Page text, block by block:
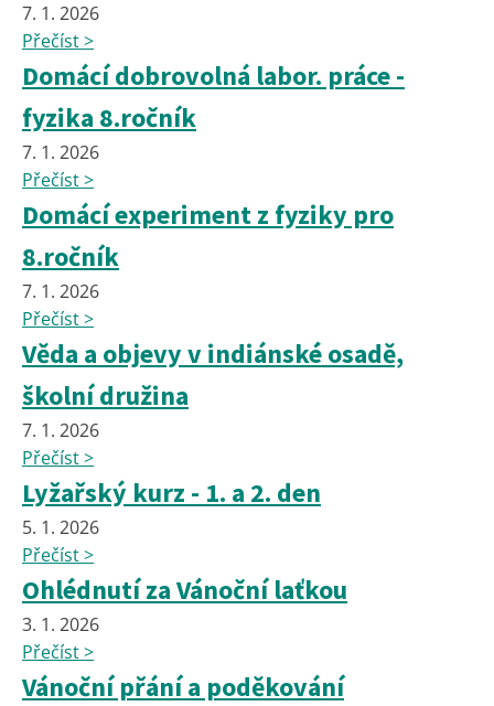
7. 1. 2026
Přečíst >
Domácí dobrovolná labor. práce -
fyzika 8.ročník
7. 1. 2026
Přečíst >
Domácí experiment z fyziky pro
8.ročník
7. 1. 2026
Přečíst >
Věda a objevy v indiánské osadě,
školní družina
7. 1. 2026
Přečíst >
Lyžařský kurz - 1. a 2. den
5. 1. 2026
Přečíst >
Ohlédnutí za Vánoční laťkou
3. 1. 2026
Přečíst >
Vánoční přání a poděkování